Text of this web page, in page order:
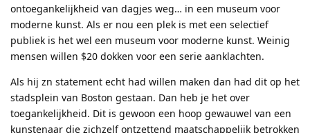
ontoegankelijkheid van dagjes weg… in een museum voor
moderne kunst. Als er nou een plek is met een selectief
publiek is het wel een museum voor moderne kunst. Weinig
mensen willen $20 dokken voor een serie aanklachten.
Als hij zn statement echt had willen maken dan had dit op het
stadsplein van Boston gestaan. Dan heb je het over
toegankelijkheid. Dit is gewoon een hoop gewauwel van een
kunstenaar die zichzelf ontzettend maatschappelijk betrokken